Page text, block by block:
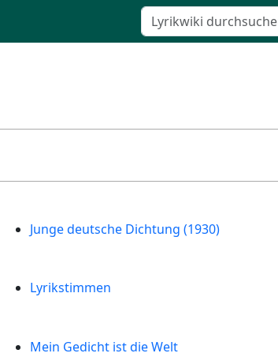
Junge deutsche Dichtung (1930)
Lyrikstimmen
Mein Gedicht ist die Welt